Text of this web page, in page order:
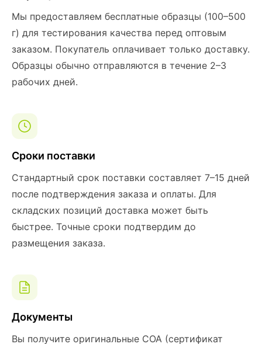
Мы предоставляем бесплатные образцы (100–500
г) для тестирования качества перед оптовым
заказом. Покупатель оплачивает только доставку.
Образцы обычно отправляются в течение 2–3
рабочих дней.
Сроки поставки
Стандартный срок поставки составляет 7–15 дней
после подтверждения заказа и оплаты. Для
складских позиций доставка может быть
быстрее. Точные сроки подтвердим до
размещения заказа.
Документы
Вы получите оригинальные COA (сертификат